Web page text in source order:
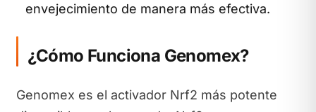
envejecimiento de manera más efectiva.
¿Cómo Funciona Genomex?
Genomex es el activador Nrf2 más potente